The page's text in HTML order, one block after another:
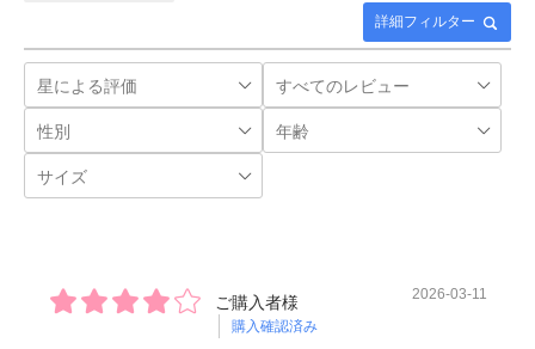
詳細フィルター
ご購入者様
購入確認済み
2026-03-11